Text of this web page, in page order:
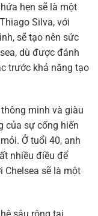
hẹn sẽ là một
Silva, với
sẽ tạo nên sức
dù được đánh
trước khả năng tạo
minh và giàu
của sự cống hiến
Ở tuổi 40, anh
nhiều điều để
Chelsea sẽ là một